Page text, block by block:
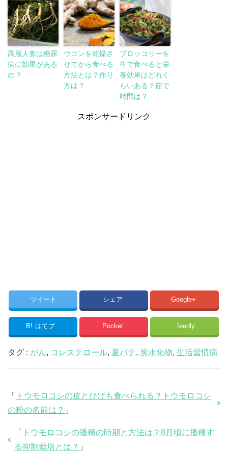
高麗人参は糖尿
病に効果がある
の？
ウコンを乾燥さ
せてから食べる
方法とは？作り
方は？
ブロッコリーを
生で食べると栄
養効果はどれく
らいある？茹で
時間は？
スポンサードリンク
ツイート シェア Google+
B! はてブ Pocket feedly
タグ : がん, コレステロール, 夏バテ, 炭水化物, 生活習慣病
「
トウモロコシの皮とひげも食べられる？トウモロコシ
の粉の名前は？ 」
「
トウモロコシの播種の時期と方法は？8月頃に播種す
る抑制栽培とは？ 」